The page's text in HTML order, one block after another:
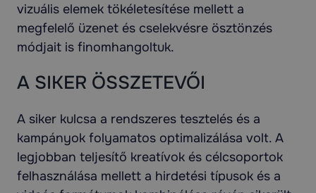
vizuális elemek tökéletesítése mellett a
megfelelő üzenet és cselekvésre ösztönzés
módjait is finomhangoltuk.
A SIKER ÖSSZETEVŐI
A siker kulcsa a rendszeres tesztelés és a
kampányok folyamatos optimalizálása volt. A
legjobban teljesítő kreatívok és célcsoportok
felhasználása mellett a hirdetési típusok és a